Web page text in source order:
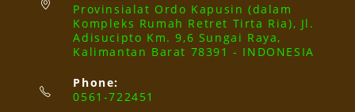
Provinsialat Ordo Kapusin (dalam
Kompleks Rumah Retret Tirta Ria), Jl.
Adisucipto Km. 9,6 Sungai Raya,
Kalimantan Barat 78391 - INDONESIA
Phone:
0561-722451